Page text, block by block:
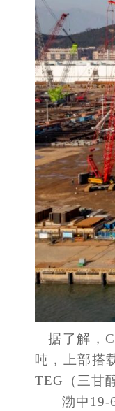
据了解，
吨，上部搭
TEG（三甘
渤中19-